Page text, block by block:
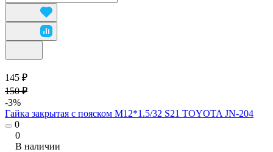
145 ₽
150 ₽
-3%
Гайка закрытая с пояском М12*1.5/32 S21 TOYOTA JN-204
0
0
В наличии